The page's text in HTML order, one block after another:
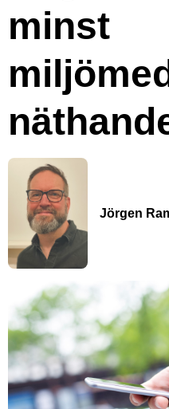
minst
Jörgen